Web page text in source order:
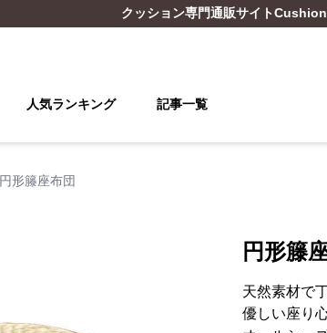
クッション専門通販サイト
人気ランキング 記事一覧
円形籐座布団
円形籐
天然素材で
優しい座り